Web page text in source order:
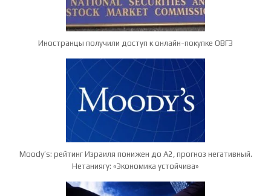
Иностранцы получили доступ к онлайн-покупке ОВГЗ
Moody’s: рейтинг Израиля понижен до A2, прогноз негативный.
Нетаниягу: «Экономика устойчива»